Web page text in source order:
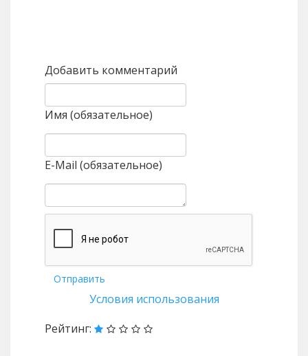
Добавить комментарий
Имя (обязательное)
E-Mail (обязательное)
Отправить
Условия использования
Рейтинг: